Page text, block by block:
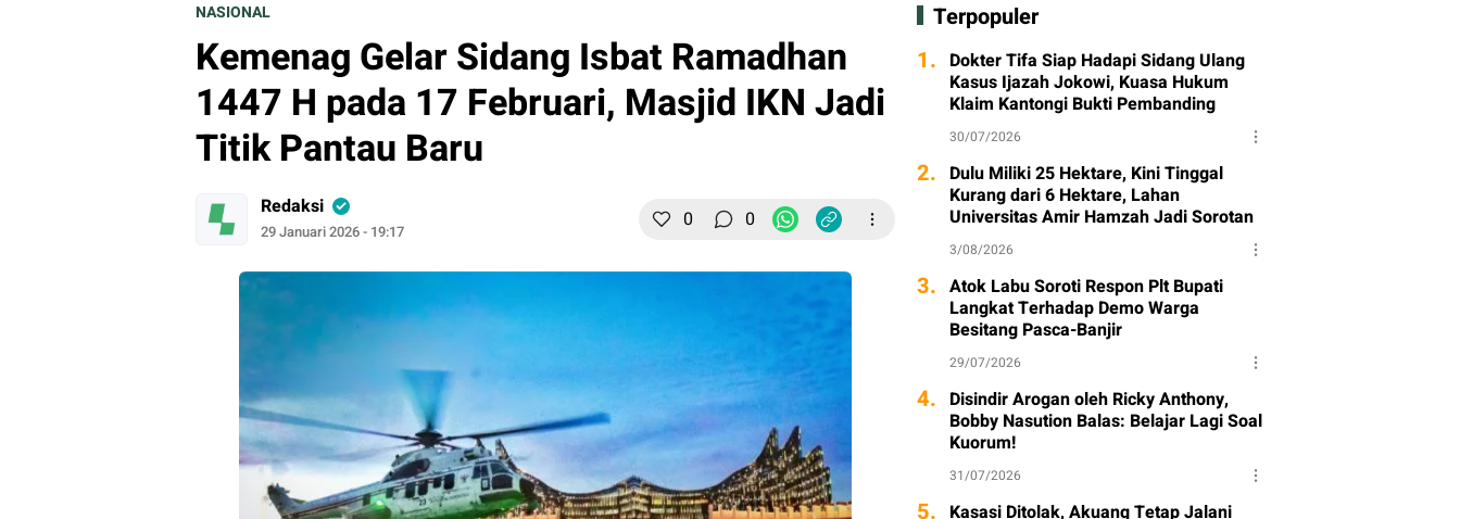
NASIONAL
Kemenag Gelar Sidang Isbat Ramadhan
1447 H pada 17 Februari, Masjid IKN Jadi
Titik Pantau Baru
Redaksi
29 Januari 2026 - 19:17 0 0
Terpopuler
1. Dokter Tifa Siap Hadapi Sidang Ulang
Kasus Ijazah Jokowi, Kuasa Hukum
Klaim Kantongi Bukti Pembanding
30/07/2026
2. Dulu Miliki 25 Hektare, Kini Tinggal
Kurang dari 6 Hektare, Lahan
Universitas Amir Hamzah Jadi Sorotan
3/08/2026
3. Atok Labu Soroti Respon Plt Bupati
Langkat Terhadap Demo Warga
Besitang Pasca-Banjir
29/07/2026
4. Disindir Arogan oleh Ricky Anthony,
Bobby Nasution Balas: Belajar Lagi Soal
Kuorum!
31/07/2026
5. Kasasi Ditolak, Akuang Tetap Jalani